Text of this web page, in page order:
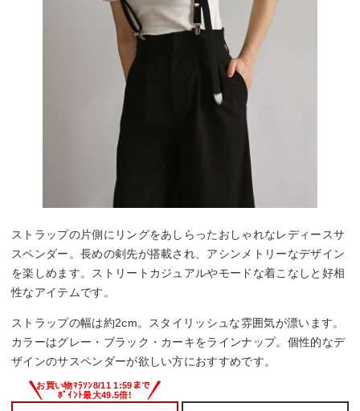
ストラップの片側にリングをあしらったおしゃれなレディースサ
スペンダー。長めの剣先が搭載され、アシンメトリーなデザイン
を楽しめます。ストリートカジュアルやモードな着こなしと好相
性なアイテムです。
ストラップの幅は約2cm。スタイリッシュな雰囲気が漂います。
カラーはグレー・ブラック・カーキをラインナップ。個性的なデ
ザインのサスペンダーが欲しい方におすすめです。